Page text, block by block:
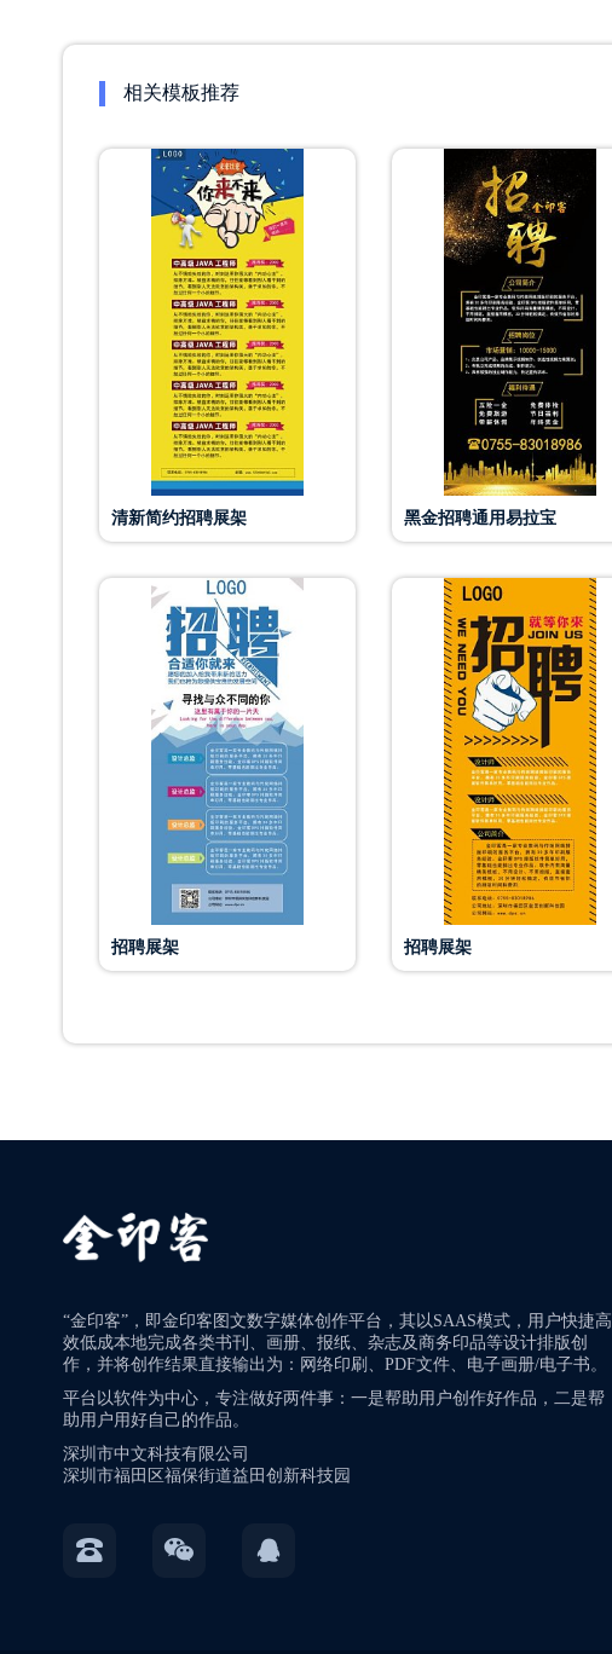
相关模板推荐
清新简约招聘展架 黑金招聘通用易拉宝
招聘展架 招聘展架
“金印客”，即金印客图文数字媒体创作平台，其以SAAS模式，用户快捷高
效低成本地完成各类书刊、画册、报纸、杂志及商务印品等设计排版创
作，并将创作结果直接输出为：网络印刷、PDF文件、电子画册/电子书。
平台以软件为中心，专注做好两件事：一是帮助用户创作好作品，二是帮
助用户用好自己的作品。
深圳市中文科技有限公司
深圳市福田区福保街道益田创新科技园